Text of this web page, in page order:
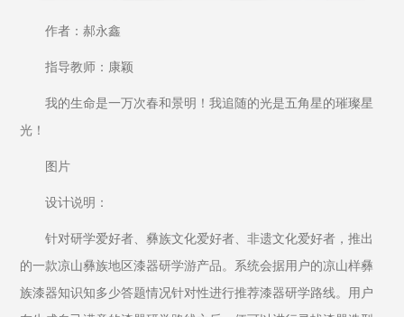
作者：郝永鑫
指导教师：康颖
我的生命是一万次春和景明！我追随的光是五角星的璀璨星
光！
图片
设计说明：
针对研学爱好者、彝族文化爱好者、非遗文化爱好者，推出
的一款凉山彝族地区漆器研学游产品。系统会据用户的凉山样彝
族漆器知识知多少答题情况针对性进行推荐漆器研学路线。用户